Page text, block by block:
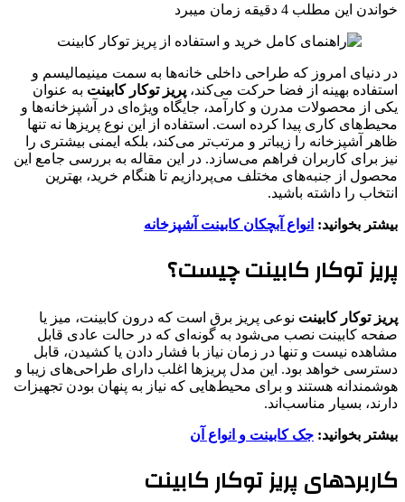
خواندن این مطلب 4 دقیقه زمان میبرد
در دنیای امروز که طراحی داخلی خانه‌ها به سمت مینیمالیسم و
استفاده بهینه از فضا حرکت می‌کند، پریز توکار کابینت به عنوان
یکی از محصولات مدرن و کارآمد، جایگاه ویژه‌ای در آشپزخانه‌ها و
محیط‌های کاری پیدا کرده است. استفاده از این نوع پریزها نه تنها
ظاهر آشپزخانه را زیباتر و مرتب‌تر می‌کند، بلکه ایمنی بیشتری را
نیز برای کاربران فراهم می‌سازد. در این مقاله به بررسی جامع این
محصول از جنبه‌های مختلف می‌پردازیم تا هنگام خرید، بهترین
انتخاب را داشته باشید.
بیشتر بخوانید: انواع آبچکان کابینت آشپزخانه
پریز توکار کابینت چیست؟
پریز توکار کابینت نوعی پریز برق است که درون کابینت، میز یا
صفحه کابینت نصب می‌شود به گونه‌ای که در حالت عادی قابل
مشاهده نیست و تنها در زمان نیاز با فشار دادن یا کشیدن، قابل
دسترسی خواهد بود. این مدل پریزها اغلب دارای طراحی‌های زیبا و
هوشمندانه هستند و برای محیط‌هایی که نیاز به پنهان بودن تجهیزات
دارند، بسیار مناسب‌اند.
بیشتر بخوانید: جک کابینت و انواع آن
کاربردهای پریز توکار کابینت